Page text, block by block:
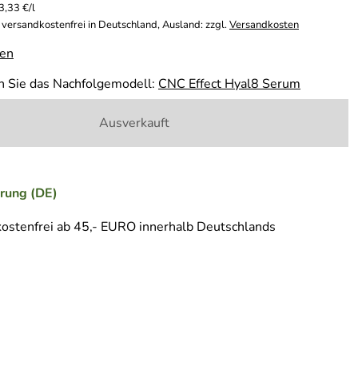
€/l
in Deutschland, Ausland: zzgl.Versandkosten
Sie das Nachfolgemodell: CNC Effect Hyal8 Serum
Ausverkauft
(DE)
ab 45,- EURO innerhalb Deutschlands